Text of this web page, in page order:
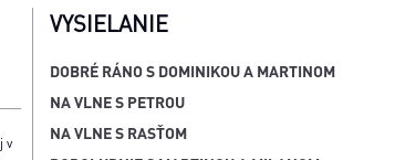
v
VYSIELANIE
DOBRÉ RÁNO S DOMINIKOU A MARTINOM
NA VLNE S PETROU
NA VLNE S RASŤOM